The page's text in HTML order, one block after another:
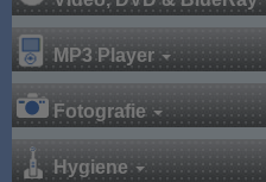
MP3 Player
Fotografie
Hygiene